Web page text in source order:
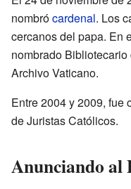
nombrócardenal. Los
cercanos del papa. En
nombrado
Archivo Vaticano.
Entre 2004 y 2009, fue
de Juristas Católicos.
Anunciando al